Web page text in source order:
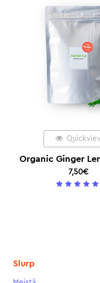
Organic Ginger
7,50€
Slurp